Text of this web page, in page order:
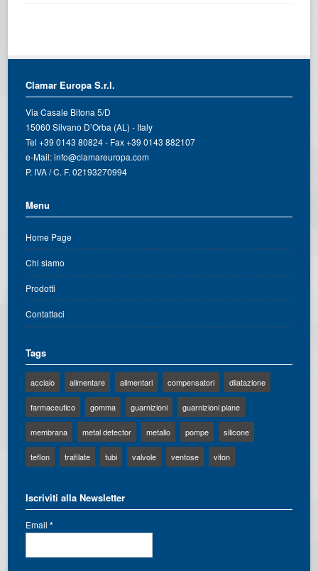
Clamar Europa S.r.l.
Via Casale Bitona 5/D
15060 Silvano D’Orba (AL) - Italy
Tel +39 0143 80824 - Fax +39 0143 882107
e-Mail:info@clamareuropa.com
P. IVA / C. F. 02193270994
Menu
Home Page
Chi siamo
Prodotti
Contattaci
Tags
acciaio alimentare alimentari compensatori dilatazione
farmaceutico gomma guarnizioni guarnizioni piane
membrana metal detector metallo pompe silicone
teflon trafilate tubi valvole ventose viton
Iscriviti alla Newsletter
Email*